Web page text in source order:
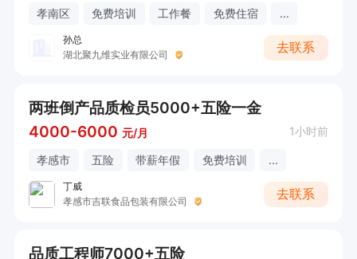
孝南区 免费培训 工作餐 免费住宿 ...
孙总
湖北聚九维实业有限公司
去联系
两班倒产品质检员5000+五险一金
4000-6000 元/月 1小时前
孝感市 五险 带薪年假 免费培训 ...
丁威
孝感市吉联食品包装有限公司
去联系
品质工程师7000+五险